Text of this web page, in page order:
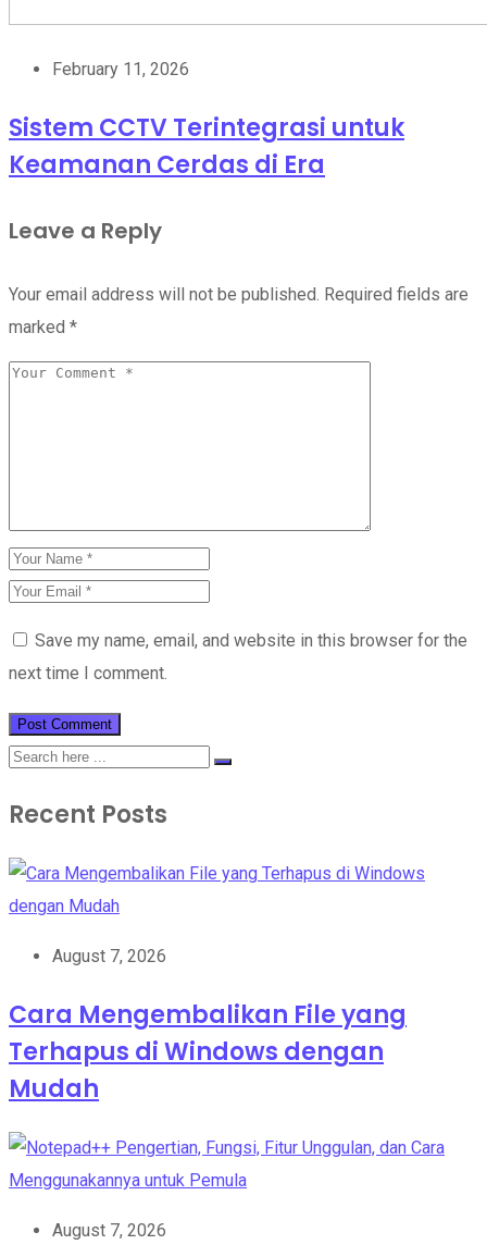
February 11, 2026
Sistem CCTV Terintegrasi untuk
Keamanan Cerdas di Era
Leave a Reply
Your email address will not be published. Required fields are
marked *
Save my name, email, and website in this browser for the
next time I comment.
Recent Posts
August 7, 2026
Cara Mengembalikan File yang
Terhapus di Windows dengan
Mudah
August 7, 2026